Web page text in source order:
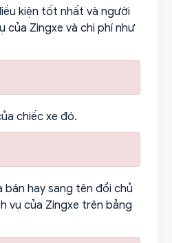
kiện tốt nhất và người
của Zingxe và chi phí như
chiếc xe đó.
hay sang tên đổi chủ
vụ của Zingxe trên bảng